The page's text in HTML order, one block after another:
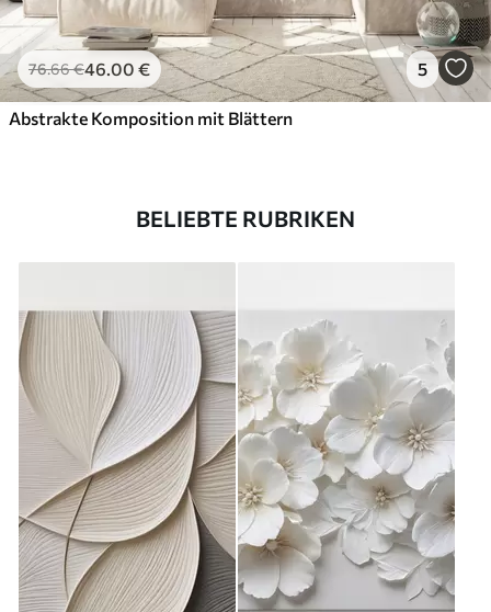
76.66€46.00 € 5
Abstrakte Komposition mit Blättern
BELIEBTE RUBRIKEN